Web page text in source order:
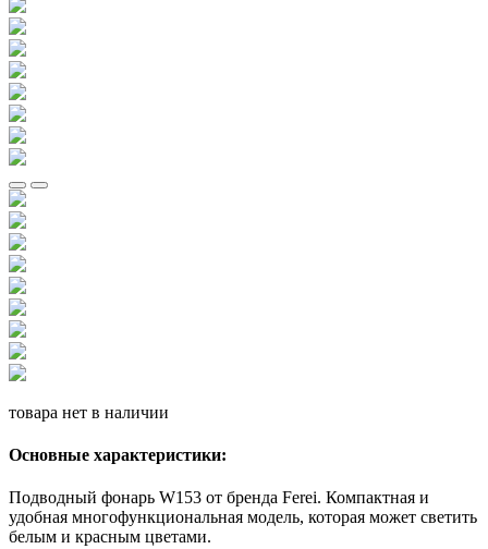
товара нет в наличии
Основные характеристики:
Подводный фонарь W153 от бренда Ferei. Компактная и
удобная многофункциональная модель, которая может светить
белым и красным цветами.